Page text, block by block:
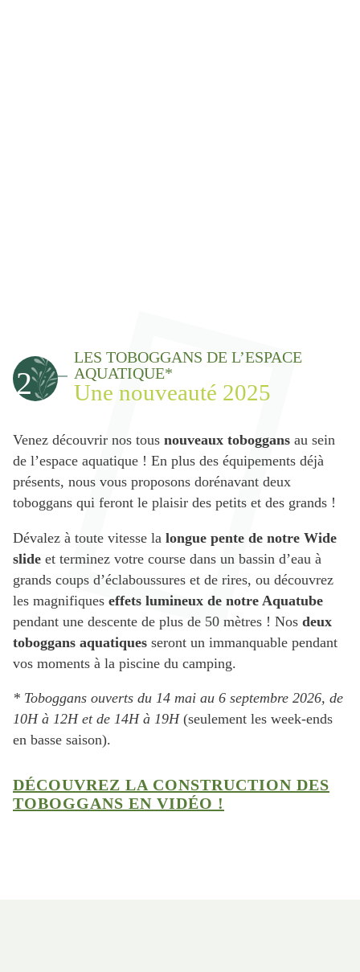
2
LES TOBOGGANS DE L’ESPACE
AQUATIQUE*
Une nouveauté 2025
Venez découvrir nos tous nouveaux toboggans au sein
de l’espace aquatique ! En plus des équipements déjà
présents, nous vous proposons dorénavant deux
toboggans qui feront le plaisir des petits et des grands !
Dévalez à toute vitesse la longue pente de notre Wide
slide et terminez votre course dans un bassin d’eau à
grands coups d’éclaboussures et de rires, ou découvrez
les magnifiques effets lumineux de notre Aquatube
pendant une descente de plus de 50 mètres ! Nos deux
toboggans aquatiques seront un immanquable pendant
vos moments à la piscine du camping.
* Toboggans ouverts du 14 mai au 6 septembre 2026, de
10H à 12H et de 14H à 19H(seulement les week-ends
en basse saison).
DÉCOUVREZ LA CONSTRUCTION DES
TOBOGGANS EN VIDÉO !